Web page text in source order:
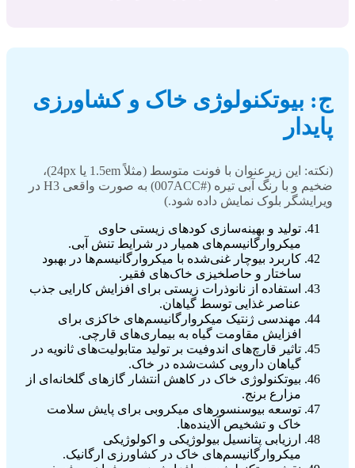
ج: بیوتکنولوژی خاک و کشاورزی
پایدار
(نکته: این زیرعنوان با فونت متوسط (مثلاً 1.5em یا 24px)،
ضخیم و با رنگ آبی تیره (#007ACC) به صورت واقعی H3 در
ویرایشگر بلوک نمایش داده شود.)
تولید و بهینه‌سازی کودهای زیستی حاوی
میکروارگانیسم‌های همیار در شرایط تنش آبی.
کاربرد بیوچار غنی‌شده با میکروارگانیسم‌ها در بهبود
ساختار و حاصلخیزی خاک‌های فقیر.
استفاده از نانوذرات زیستی برای افزایش کارایی جذب
عناصر غذایی توسط گیاهان.
مهندسی ژنتیک میکروارگانیسم‌های خاکزی برای
افزایش مقاومت گیاه به بیماری‌های قارچی.
تاثیر قارچ‌های اندوفیت بر تولید متابولیت‌های ثانویه در
گیاهان دارویی کشت‌شده در خاک.
بیوتکنولوژی خاک در کاهش انتشار گازهای گلخانه‌ای از
مزارع برنج.
توسعه بیوسنسورهای میکروبی برای پایش سلامت
خاک و تشخیص آلاینده‌ها.
ارزیابی پتانسیل بیولوژیکی و اکولوژیکی
میکروارگانیسم‌های خاک در کشاورزی ارگانیک.